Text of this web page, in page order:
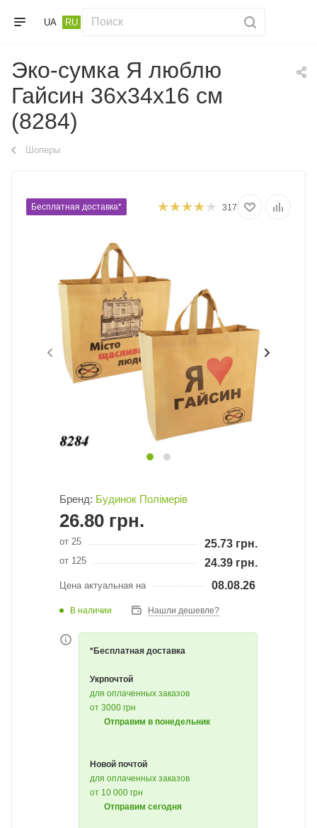
UA RU
Эко-сумка Я люблю
Гайсин 36х34х16 см
(8284)
Шоперы
Бесплатная доставка* 317
Бренд: Будинок Полімерів
26.80 грн.
от 25 25.73 грн.
от 125 24.39 грн.
Цена актуальная на 08.08.26
В наличии Нашли дешевле?
*Бесплатная доставка
Укрпочтой
для оплаченных заказов
от 3000 грн
Отправим в понедельник
Новой почтой
для оплаченных заказов
от 10 000 грн
Отправим сегодня